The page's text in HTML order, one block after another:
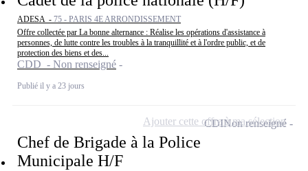
ADESA - 75 - PARIS 4E ARRONDISSEMENT
Offre collectée par La bonne alternance : Réalise les opérations d'assistance à
personnes, de lutte contre les troubles à la tranquillité et à l'ordre public, et de
protection des biens et des...
CDD - Non renseigné
Publié il y a 23 jours
Chef de Brigade à la Police
Municipale H/F
CDINon renseigné
Ajouter cette offre à ma sélection